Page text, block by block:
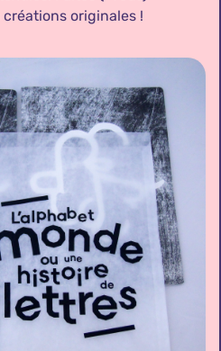
originales !